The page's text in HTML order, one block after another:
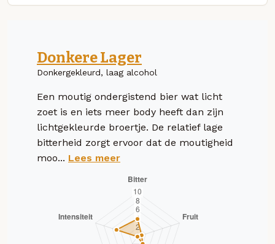
Donkere Lager
Donkergekleurd, laag alcohol
Een moutig ondergistend bier wat licht
zoet is en iets meer body heeft dan zijn
lichtgekleurde broertje. De relatief lage
bitterheid zorgt ervoor dat de moutigheid
moo... Lees meer